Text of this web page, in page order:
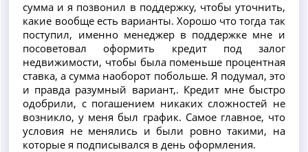
сумма и я позвонил в поддержку, чтобы уточнить,
какие вообще есть варианты. Хорошо что тогда так
поступил, именно менеджер в поддержке мне и
посоветовал оформить кредит под залог
недвижимости, чтобы была поменьше процентная
ставка, а сумма наоборот побольше. Я подумал, это
и правда разумный вариант,. Кредит мне быстро
одобрили, с погашением никаких сложностей не
возникло, у меня был график. Самое главное, что
условия не менялись и были ровно такими, на
которые я подписывался в день оформления.